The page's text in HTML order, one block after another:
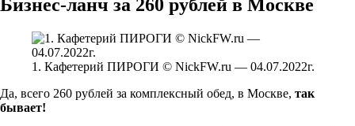
Бизнес-ланч за 260 рублей в Москве
1. Кафетерий ПИРОГИ © NickFW.ru — 04.07.2022г.
Да, всего 260 рублей за комплексный обед, в Москве, так
бывает!